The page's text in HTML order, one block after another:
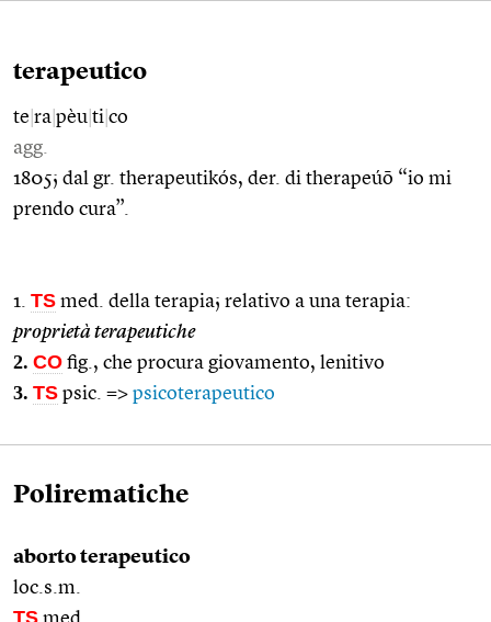
terapeutico
te ra pèu ti co
agg.
1805; dal gr. therapeutikós, der. di therapeúō “io mi
prendo cura”.
1. TS med. della terapia; relativo a una terapia:
proprietà terapeutiche
2. CO fig., che procura giovamento, lenitivo
3. TS psic. => psicoterapeutico
Polirematiche
aborto terapeutico
loc.s.m.
TS